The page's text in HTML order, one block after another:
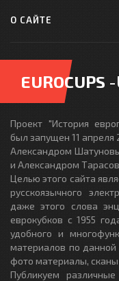
О САЙТЕ
EUROCUPS -
Проект "История
был запущен 11 апреля
Александром
и Александром
Целью этого сайта
русскоязычного
даже этого слова
еврокубков с 1955
удобного и
материалов по
фото материалы,
Публикуем